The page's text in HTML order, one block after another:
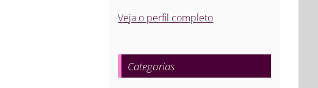
Veja o perfil completo
Categorias